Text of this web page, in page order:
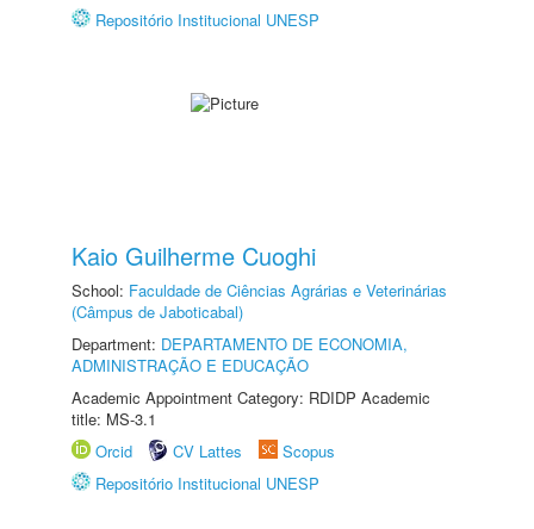
Repositório Institucional UNESP
Kaio Guilherme Cuoghi
School: Faculdade de Ciências Agrárias e Veterinárias
(Câmpus de Jaboticabal)
Department: DEPARTAMENTO DE ECONOMIA,
ADMINISTRAÇÃO E EDUCAÇÃO
Academic Appointment Category: RDIDP Academic
title: MS-3.1
Orcid
CV Lattes
Scopus
Repositório Institucional UNESP